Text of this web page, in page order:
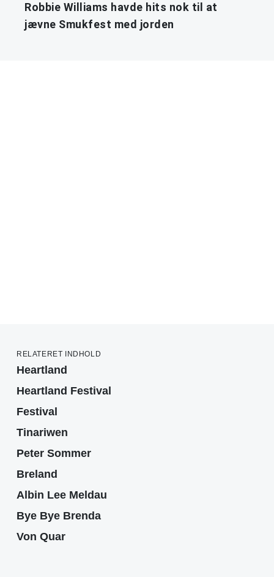
Robbie Williams havde hits nok til at
jævne Smukfest med jorden
RELATERET INDHOLD
Heartland
Heartland Festival
Festival
Tinariwen
Peter Sommer
Breland
Albin Lee Meldau
Bye Bye Brenda
Von Quar